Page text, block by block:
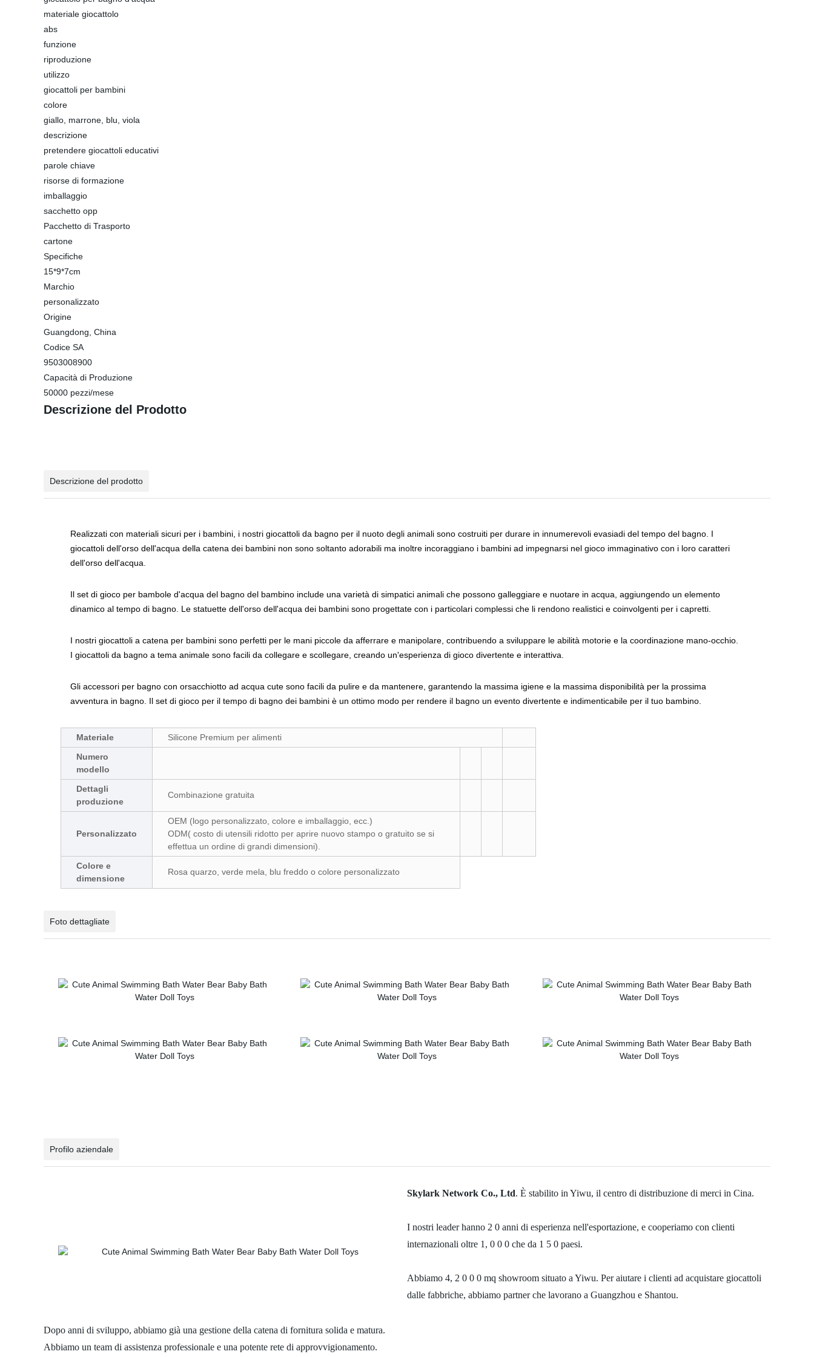
materiale giocattolo
abs
funzione
riproduzione
utilizzo
giocattoli per bambini
colore
giallo, marrone, blu, viola
descrizione
pretendere giocattoli educativi
parole chiave
risorse di formazione
imballaggio
sacchetto opp
Pacchetto di Trasporto
cartone
Specifiche
15*9*7cm
Marchio
personalizzato
Origine
Guangdong, China
Codice SA
9503008900
Capacità di Produzione
50000 pezzi/mese
Descrizione del Prodotto
Descrizione del prodotto
Realizzati con materiali sicuri per i bambini, i nostri giocattoli da bagno per il nuoto degli animali sono costruiti per durare in innumerevoli evasiadi del tempo del bagno. I
giocattoli dell'orso dell'acqua della catena dei bambini non sono soltanto adorabili ma inoltre incoraggiano i bambini ad impegnarsi nel gioco immaginativo con i loro caratteri
dell'orso dell'acqua.
Il set di gioco per bambole d'acqua del bagno del bambino include una varietà di simpatici animali che possono galleggiare e nuotare in acqua, aggiungendo un elemento
dinamico al tempo di bagno. Le statuette dell'orso dell'acqua dei bambini sono progettate con i particolari complessi che li rendono realistici e coinvolgenti per i capretti.
I nostri giocattoli a catena per bambini sono perfetti per le mani piccole da afferrare e manipolare, contribuendo a sviluppare le abilità motorie e la coordinazione mano-occhio.
I giocattoli da bagno a tema animale sono facili da collegare e scollegare, creando un'esperienza di gioco divertente e interattiva.
Gli accessori per bagno con orsacchiotto ad acqua cute sono facili da pulire e da mantenere, garantendo la massima igiene e la massima disponibilità per la prossima
avventura in bagno. Il set di gioco per il tempo di bagno dei bambini è un ottimo modo per rendere il bagno un evento divertente e indimenticabile per il tuo bambino.
Materiale
Silicone Premium per alimenti
Numero
modello
Dettagli
produzione
Combinazione gratuita
Personalizzato
OEM (logo personalizzato, colore e imballaggio, ecc.)
ODM( costo di utensili ridotto per aprire nuovo stampo o gratuito se si
effettua un ordine di grandi dimensioni).
Colore e
dimensione
Rosa quarzo, verde mela, blu freddo o colore personalizzato
Foto dettagliate
Profilo aziendale
Skylark Network Co., Ltd. È stabilito in Yiwu, il centro di distribuzione di merci in Cina.
I nostri leader hanno 2 0 anni di esperienza nell'esportazione, e cooperiamo con clienti
internazionali oltre 1, 0 0 0 che da 1 5 0 paesi.
Abbiamo 4, 2 0 0 0 mq showroom situato a Yiwu. Per aiutare i clienti ad acquistare giocattoli
dalle fabbriche, abbiamo partner che lavorano a Guangzhou e Shantou.
Dopo anni di sviluppo, abbiamo già una gestione della catena di fornitura solida e matura.
Abbiamo un team di assistenza professionale e una potente rete di approvvigionamento.